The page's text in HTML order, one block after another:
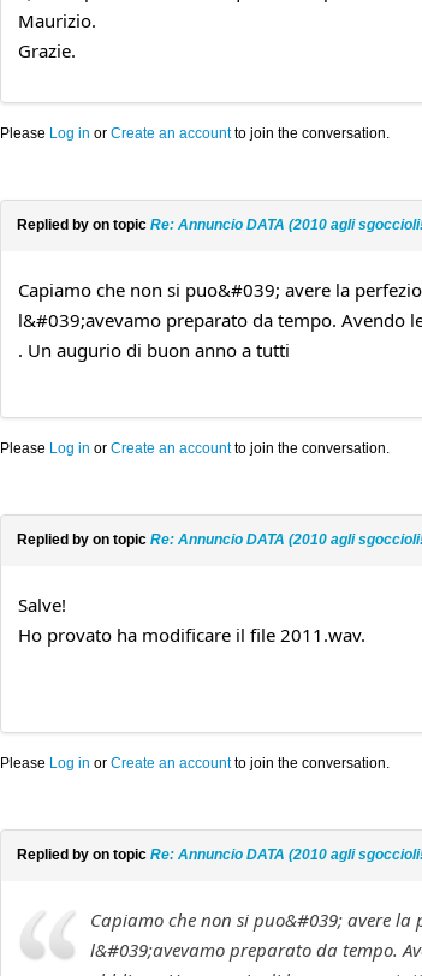
Maurizio.
Grazie.
Please Log in or Create an accountto join the conversation.
Replied by on topic Re: Annuncio DATA (2010 agli
Capiamo che non si puo&#039; avere la
l&#039;avevamo preparato da tempo. Avendo
. Un augurio di buon anno a tutti
Please Log in or Create an accountto join the conversation.
Replied by on topic Re: Annuncio DATA (2010 agli
Salve!
Ho provato ha modificare il file 2011.wav.
Please Log in or Create an accountto join the conversation.
Replied by on topic Re: Annuncio DATA (2010 agli
Capiamo che non si puo&#039; avere
l&#039;avevamo preparato da tempo.